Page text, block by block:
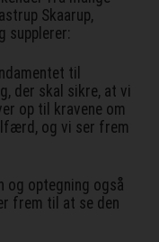
Skaarup,
supplerer:
til
der skal sikre, at vi
op til kravene om
og vi ser frem
og optegning også
frem til at se den